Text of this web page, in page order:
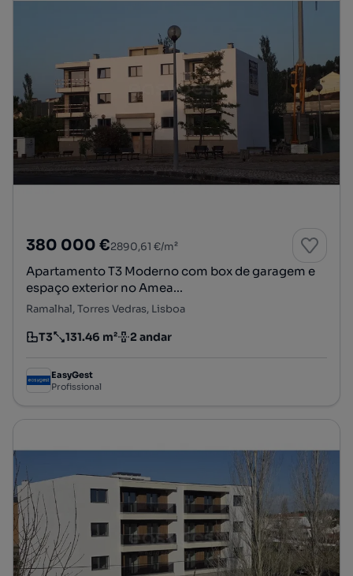
380 000 €2890,61 €/m²
Apartamento T3 Moderno com box de garagem e
espaço exterior no Amea...
Ramalhal, Torres Vedras, Lisboa
Tipologia
T3
Preço por metro quadrado
131.46 m²
Andar 2 andar
EasyGest
Profissional